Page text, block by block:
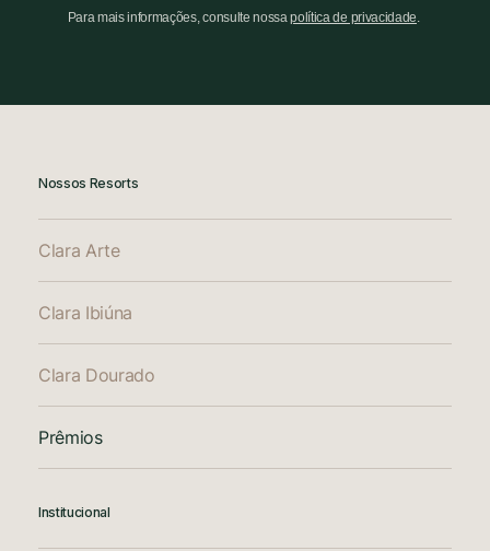
Para mais informações, consulte nossapolítica de privacidade.
Nossos Resorts
Clara Arte
Clara Ibiúna
Clara Dourado
Prêmios
Institucional